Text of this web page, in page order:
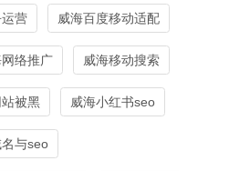
营 威海百度移动适配
网络推广 威海移动搜索
被黑 威海小红书seo
名与seo